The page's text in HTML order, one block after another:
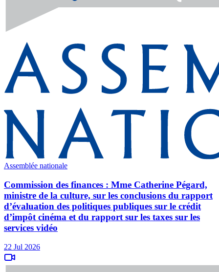
Assemblée nationale
Commission des finances : Mme Catherine Pégard,
ministre de la culture, sur les conclusions du rapport
d’évaluation des politiques publiques sur le crédit
d’impôt cinéma et du rapport sur les taxes sur les
services vidéo
22 Jul 2026